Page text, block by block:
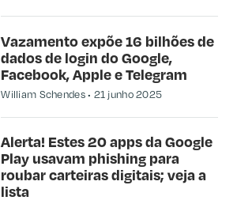
Vazamento expõe 16 bilhões de
dados de login do Google,
Facebook, Apple e Telegram
William Schendes 21 junho 2025
Alerta! Estes 20 apps da Google
Play usavam phishing para
roubar carteiras digitais; veja a
lista